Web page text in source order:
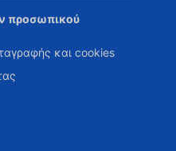
προσωπικού
και cookies